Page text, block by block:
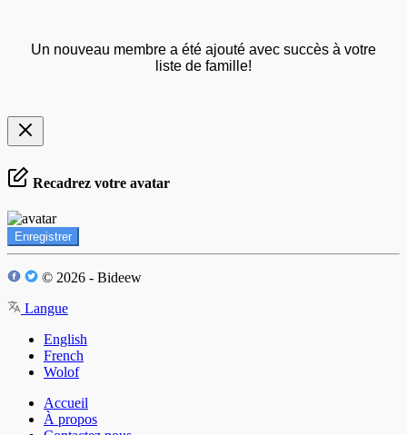
Un nouveau membre a été ajouté avec succès à votre
liste de famille!
Recadrez votre avatar
Enregistrer
© 2026 - Bideew
Langue
English
French
Wolof
Accueil
À propos